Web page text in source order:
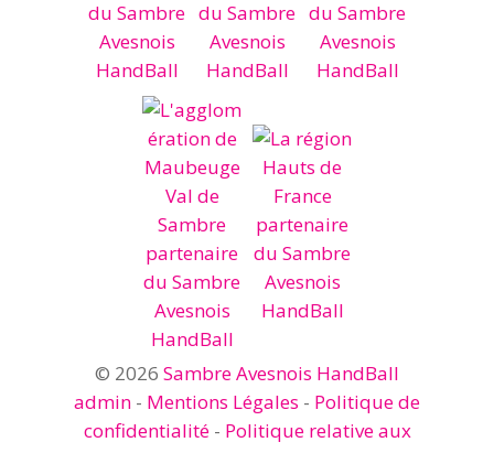
© 2026 Sambre Avesnois HandBall
admin - Mentions Légales - Politique de
confidentialité- Politique relative aux